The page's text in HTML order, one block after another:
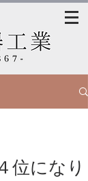
位になり